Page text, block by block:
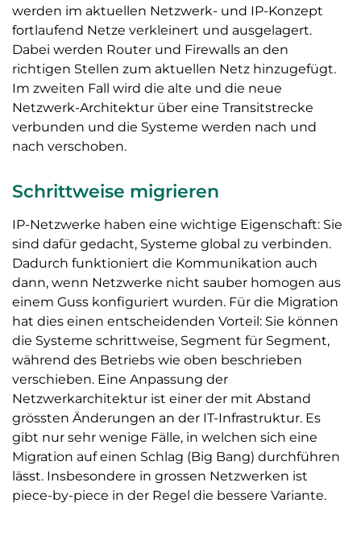
werden im aktuellen Netzwerk- und IP-Konzept
fortlaufend Netze verkleinert und ausgelagert.
Dabei werden Router und Firewalls an den
richtigen Stellen zum aktuellen Netz hinzugefügt.
Im zweiten Fall wird die alte und die neue
Netzwerk-Architektur über eine Transitstrecke
verbunden und die Systeme werden nach und
nach verschoben.
Schrittweise migrieren
IP-Netzwerke haben eine wichtige Eigenschaft: Sie
sind dafür gedacht, Systeme global zu verbinden.
Dadurch funktioniert die Kommunikation auch
dann, wenn Netzwerke nicht sauber homogen aus
einem Guss konfiguriert wurden. Für die Migration
hat dies einen entscheidenden Vorteil: Sie können
die Systeme schrittweise, Segment für Segment,
während des Betriebs wie oben beschrieben
verschieben. Eine Anpassung der
Netzwerkarchitektur ist einer der mit Abstand
grössten Änderungen an der IT-Infrastruktur. Es
gibt nur sehr wenige Fälle, in welchen sich eine
Migration auf einen Schlag (Big Bang) durchführen
lässt. Insbesondere in grossen Netzwerken ist
piece-by-piece in der Regel die bessere Variante.